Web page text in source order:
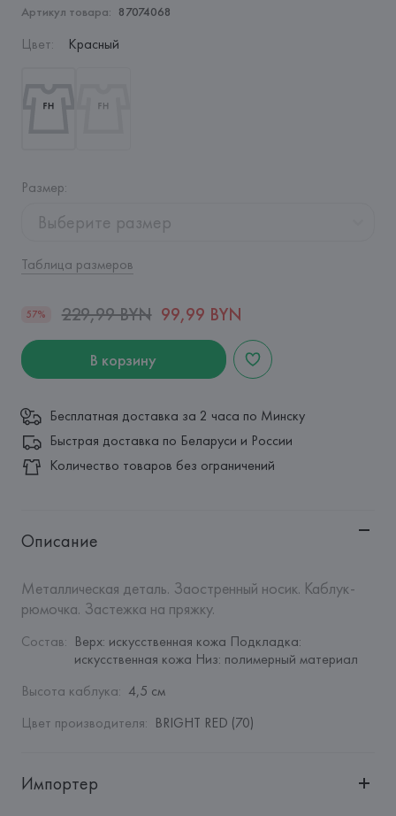
Артикул товара: 87074068
Цвет: Красный
Размер:
Выберите размер
Таблица размеров
57% 229,99 BYN 99,99 BYN
В корзину
Бесплатная доставка за 2 часа по Минску
Быстрая доставка по Беларуси и России
Количество товаров без ограничений
Описание
Металлическая деталь. Заостренный носик. Каблук-
рюмочка. Застежка на пряжку.
Состав: Верх: искусственная кожа Подкладка:
искусственная кожа Низ: полимерный материал
Высота каблука: 4,5 см
Цвет производителя: BRIGHT RED (70)
Импортер